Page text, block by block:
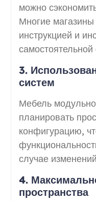
можно
Многие
инструкцией и
самостоятельной
3.
систем
Мебель
планировать
конфигурацию,
случае
4.
пространства